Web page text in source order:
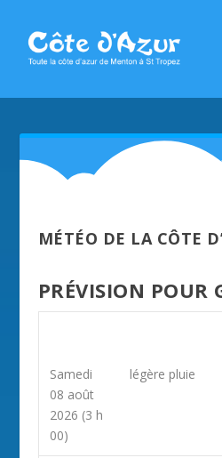
MÉTÉO DE LA CÔTE
PRÉVISION POUR
Samedi
08 août
2026 (3 h
00)
légère pluie